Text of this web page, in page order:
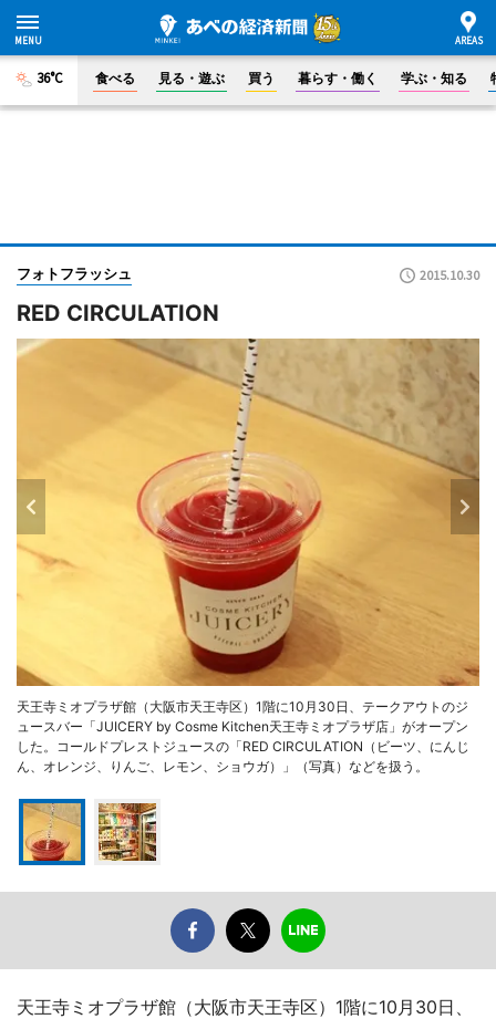
36°C 食べる 見る・遊ぶ 買う 暮らす・働く 学ぶ・知る
フォトフラッシュ 2015.10.30
RED CIRCULATION
天王寺ミオプラザ館（大阪市天王寺区）1階に10月30日、テークアウトのジ
ュースバー「JUICERY by Cosme Kitchen天王寺ミオプラザ店」がオープン
した。コールドプレストジュースの「RED CIRCULATION（ビーツ、にんじ
ん、オレンジ、りんご、レモン、ショウガ）」（写真）などを扱う。
天王寺ミオプラザ館（大阪市天王寺区）1階に10月30日、